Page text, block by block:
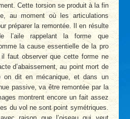
Cette torsion se produit à la fin
au moment où les articulations
préparer la remontée. Il en résulte
l’aile rappelant la forme que
la cause essentielle de la pro
il faut observer que cette forme ne
d’abaissement, au point mort de
on dit en mécanique, et dans un
passive, va être remontée par la
montrent encore un fait assez
du vol ne sont point symétriques.